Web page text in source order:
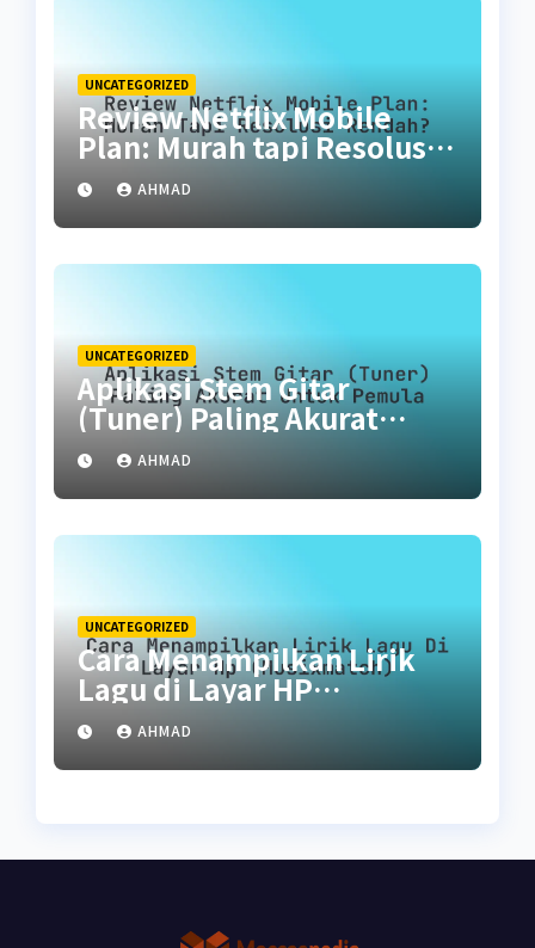
UNCATEGORIZED
Review Netflix Mobile
Plan: Murah tapi Resolusi
Rendah?
AHMAD
UNCATEGORIZED
Aplikasi Stem Gitar
(Tuner) Paling Akurat
untuk Pemula
AHMAD
UNCATEGORIZED
Cara Menampilkan Lirik
Lagu di Layar HP
(Musixmatch)
AHMAD